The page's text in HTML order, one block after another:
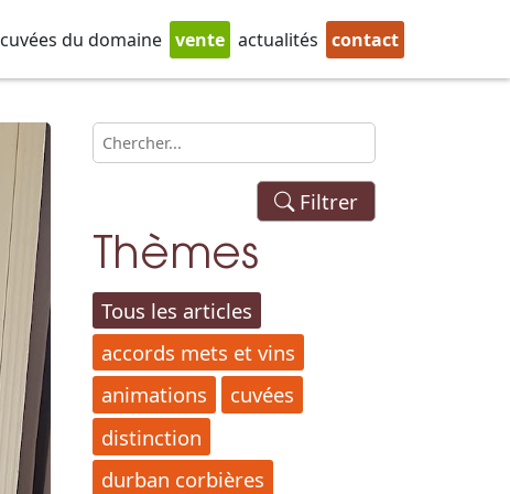
cuvées du domaine vente actualités contact
Filtrer
Thèmes
Tous les articles
accords mets et vins
animations
cuvées
distinction
durban corbières